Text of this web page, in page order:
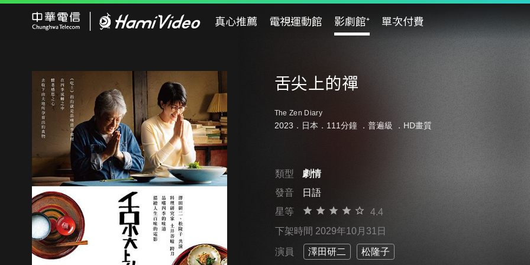
真心推薦 電視運動館 影劇館⁺ 單次付費
舌尖上的禪
The Zen Diary
2023．日本．111分鐘 ． 普遍級 ．HD畫質
類型
劇情
發音
日語
星等
4.4
下架時間 2029年10月31日
演員 澤田研二 松隆子